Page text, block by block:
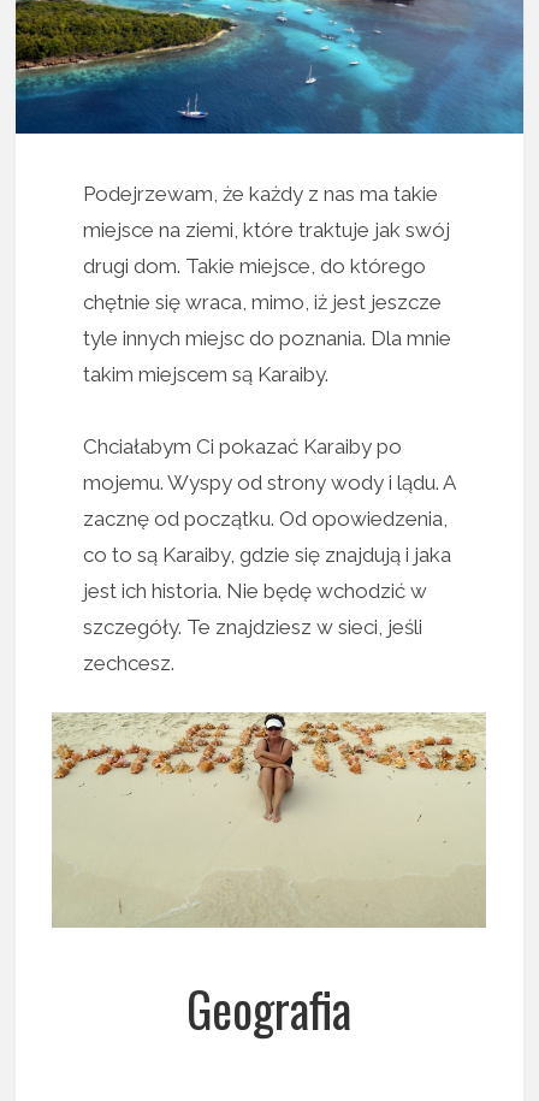
Podejrzewam, że każdy z nas ma takie
miejsce na ziemi, które traktuje jak swój
drugi dom. Takie miejsce, do którego
chętnie się wraca, mimo, iż jest jeszcze
tyle innych miejsc do poznania. Dla mnie
takim miejscem są Karaiby.
Chciałabym Ci pokazać Karaiby po
mojemu. Wyspy od strony wody i lądu. A
zacznę od początku. Od opowiedzenia,
co to są Karaiby, gdzie się znajdują i jaka
jest ich historia. Nie będę wchodzić w
szczegóły. Te znajdziesz w sieci, jeśli
zechcesz.
Geografia